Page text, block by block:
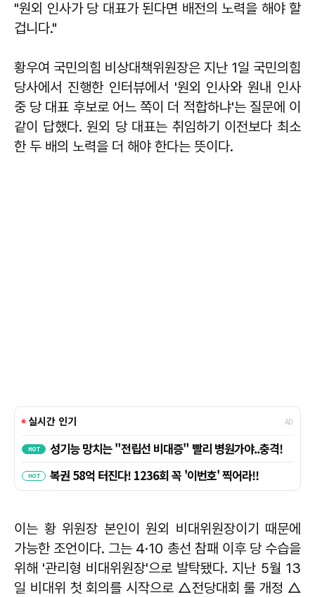
"원외 인사가 당 대표가 된다면 배전의 노력을 해야 할
겁니다."
황우여 국민의힘 비상대책위원장은 지난 1일 국민의힘
당사에서 진행한 인터뷰에서 '원외 인사와 원내 인사
중 당 대표 후보로 어느 쪽이 더 적합하냐'는 질문에 이
같이 답했다. 원외 당 대표는 취임하기 이전보다 최소
한 두 배의 노력을 더 해야 한다는 뜻이다.
이는 황 위원장 본인이 원외 비대위원장이기 때문에
가능한 조언이다. 그는 4·10 총선 참패 이후 당 수습을
위해 '관리형 비대위원장'으로 발탁됐다. 지난 5월 13
일 비대위 첫 회의를 시작으로 △전당대회 룰 개정 △